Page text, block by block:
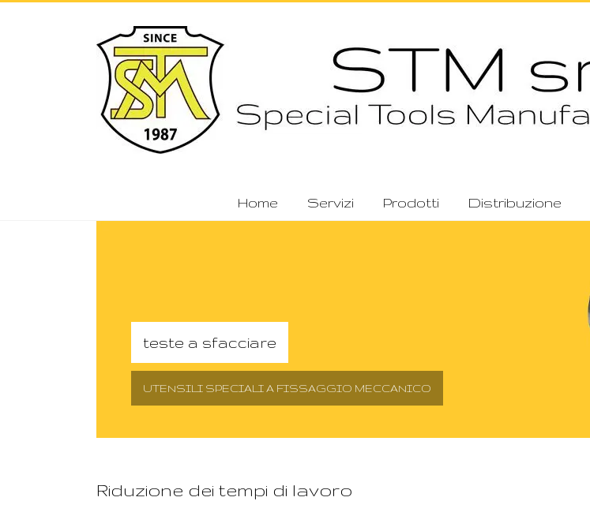
STM
Special
Tools
Manufacturing
Home Servizi Prodotti Distribuzione
teste a sfacciare
UTENSILI SPECIALI A FISSAGGIO MECCANICO
Riduzione dei tempi di lavoro